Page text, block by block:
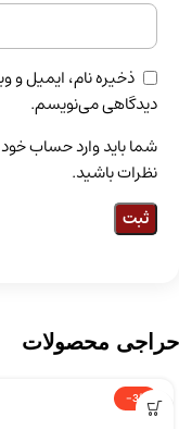
ذخیره نام، ایمیل و
دیدگاهی می‌نویسم.
شما باید وارد حساب خود
نظرات باشید.
حراجی محصولات
-3%